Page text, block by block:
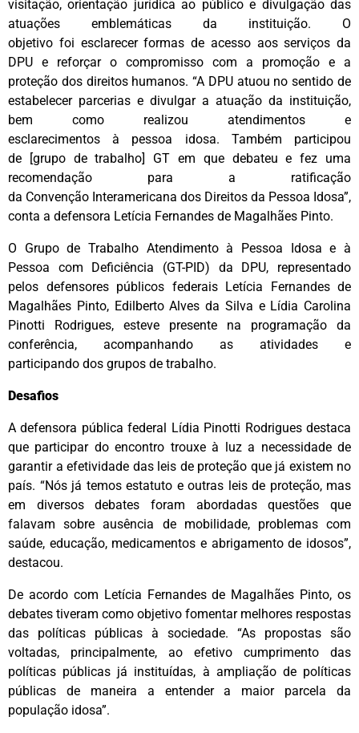
visitação, orientação jurídica ao público e divulgação das
atuações emblemáticas da instituição. O
objetivo foi esclarecer formas de acesso aos serviços da
DPU e reforçar o compromisso com a promoção e a
proteção dos direitos humanos. “A DPU atuou no sentido de
estabelecer parcerias e divulgar a atuação da instituição,
bem como realizou atendimentos e
esclarecimentos à pessoa idosa. Também participou
de [grupo de trabalho] GT em que debateu e fez uma
recomendação para a ratificação
da Convenção Interamericana dos Direitos da Pessoa Idosa”,
conta a defensora Letícia Fernandes de Magalhães Pinto.
O Grupo de Trabalho Atendimento à Pessoa Idosa e à
Pessoa com Deficiência (GT-PID) da DPU, representado
pelos defensores públicos federais Letícia Fernandes de
Magalhães Pinto, Edilberto Alves da Silva e Lídia Carolina
Pinotti Rodrigues, esteve presente na programação da
conferência, acompanhando as atividades e
participando dos grupos de trabalho.
Desafios
A defensora pública federal Lídia Pinotti Rodrigues destaca
que participar do encontro trouxe à luz a necessidade de
garantir a efetividade das leis de proteção que já existem no
país. “Nós já temos estatuto e outras leis de proteção, mas
em diversos debates foram abordadas questões que
falavam sobre ausência de mobilidade, problemas com
saúde, educação, medicamentos e abrigamento de idosos”,
destacou.
De acordo com Letícia Fernandes de Magalhães Pinto, os
debates tiveram como objetivo fomentar melhores respostas
das políticas públicas à sociedade. “As propostas são
voltadas, principalmente, ao efetivo cumprimento das
políticas públicas já instituídas, à ampliação de políticas
públicas de maneira a entender a maior parcela da
população idosa”.